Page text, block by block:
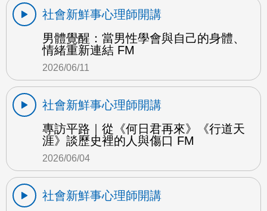
社會新鮮事心理師開講
男體覺醒：當男性學會與自己的身體、
情緒重新連結 FM
2026/06/11
社會新鮮事心理師開講
專訪平路｜從《何日君再來》《行道天
涯》談歷史裡的人與傷口 FM
2026/06/04
社會新鮮事心理師開講